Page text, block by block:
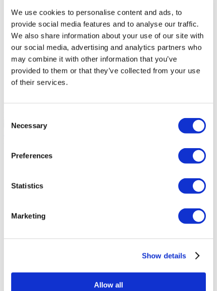
We use cookies to personalise content and ads, to
provide social media features and to analyse our traffic.
We also share information about your use of our site with
our social media, advertising and analytics partners who
may combine it with other information that you’ve
provided to them or that they’ve collected from your use
of their services.
Selection
Necessary
Preferences
Statistics
Marketing
Show details
Allow all
Grupo de Salud Acibadem
Parque Medico y Hospital Gaziosmanpasa
Hospital Incirli de Ethica
Solicitar Cotización
TÜRSAB – Las transacciones en flymedi.com son
gestionadas por MIRAC SARA TOURISM, una agencia de
12276).
Todos los tratamientos son realizados por una institución de
Planes De Pago